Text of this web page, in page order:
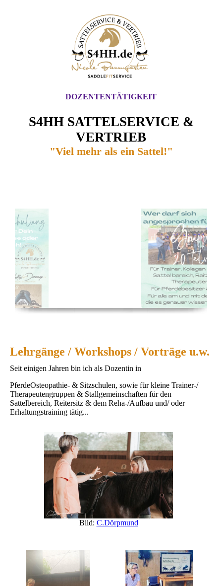
S4HH SATTELSERVICE &
VERTRIEB
"Viel mehr als ein Sattel!"
DOZENTENTÄTIGKEIT
Lehrgänge / Workshops / Vorträge u.w.
Seit einigen Jahren bin ich als Dozentin in
PferdeOsteopathie- & Sitzschulen, sowie für kleine Trainer-/
Therapeutengruppen & Stallgemeinschaften für den
Sattelbereich, Reitersitz & dem Reha-/Aufbau und/ oder
Erhaltungstraining tätig...
Bild: C.Dörpmund